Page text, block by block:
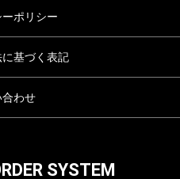
ポリシー
基づく表記
合わせ
SYSTEM